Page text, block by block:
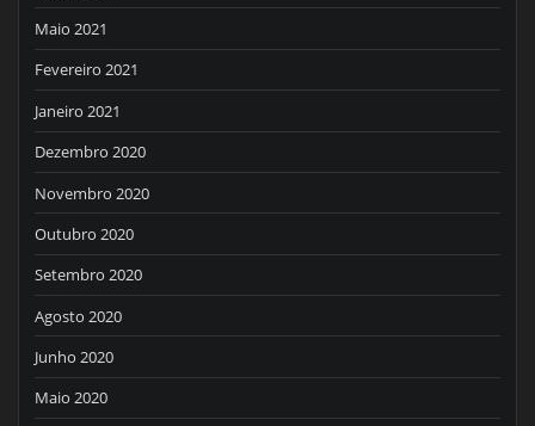
Maio 2021
Fevereiro 2021
Janeiro 2021
Dezembro 2020
Novembro 2020
Outubro 2020
Setembro 2020
Agosto 2020
Junho 2020
Maio 2020